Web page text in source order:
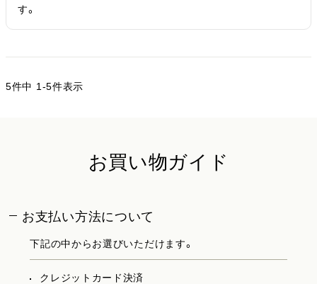
す。
5件中 1-5件表示
お買い物ガイド
お支払い方法について
下記の中からお選びいただけます。
クレジットカード決済